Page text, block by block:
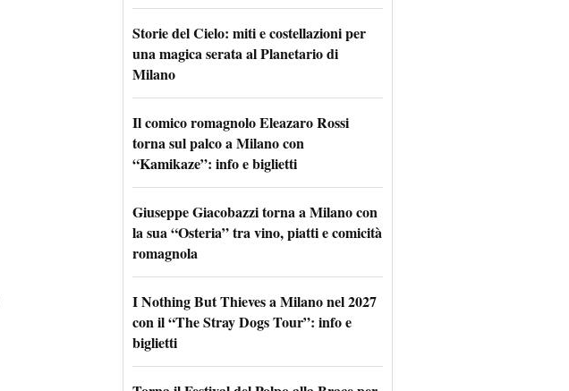
Storie del Cielo: miti e costellazioni per
una magica serata al Planetario di
Milano
Il comico romagnolo Eleazaro Rossi
torna sul palco a Milano con
“Kamikaze”: info e biglietti
Giuseppe Giacobazzi torna a Milano con
la sua “Osteria” tra vino, piatti e comicità
romagnola
I Nothing But Thieves a Milano nel 2027
con il “The Stray Dogs Tour”: info e
biglietti